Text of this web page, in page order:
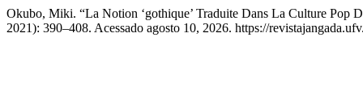
Okubo, Miki. “La Notion ‘gothique’ Traduite Dans La Culture Pop
2021): 390–408. Acessado agosto 10, 2026. https://